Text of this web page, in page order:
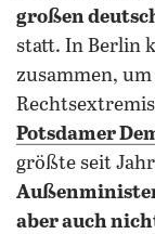
großen
statt. In Berlin
zusammen,
Potsdamer
größte seit
aber auch